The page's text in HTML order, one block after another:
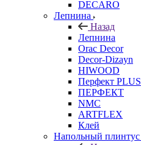
DECARO
Лепнина
Назад
Лепнина
Orac Decor
Decor-Dizayn
HIWOOD
Перфект PLUS
ПЕРФЕКТ
NMC
ARTFLEX
Клей
Напольный плинтус